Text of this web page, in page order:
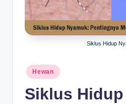
Siklus Hidup
Posted
in
Hewan
Siklus